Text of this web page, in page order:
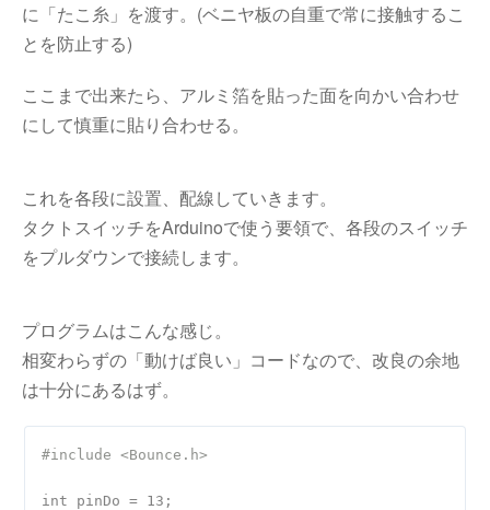
に「たこ糸」を渡す。(ベニヤ板の自重で常に接触するこ
とを防止する)
ここまで出来たら、アルミ箔を貼った面を向かい合わせ
にして慎重に貼り合わせる。
これを各段に設置、配線していきます。
タクトスイッチをArduinoで使う要領で、各段のスイッチ
をプルダウンで接続します。
プログラムはこんな感じ。
相変わらずの「動けば良い」コードなので、改良の余地
は十分にあるはず。
#include <Bounce.h>
int pinDo = 13;